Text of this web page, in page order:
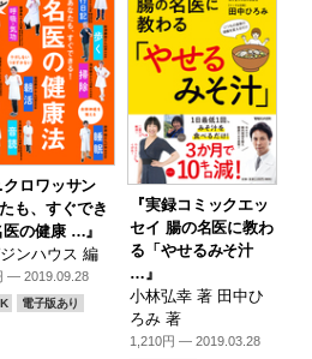
クロワッサン
も、すぐでき
医の健康 …』
ンハウス 編
— 2019.09.28
電子版あり
『実録コミックエッ
セイ 腸の名医に教わ
る「やせるみそ汁
…』
小林弘幸 著 田中ひ
ろみ 著
1,210円 — 2019.03.28